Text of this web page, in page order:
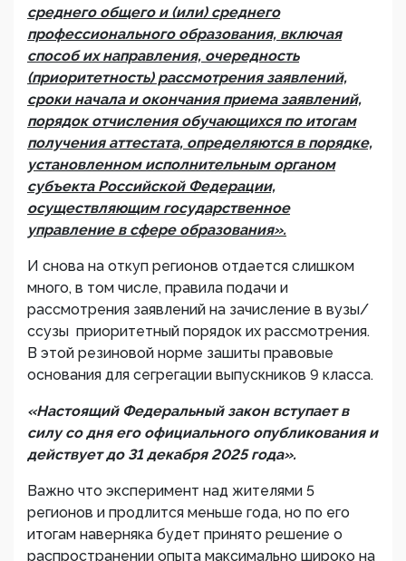
среднего общего и (или) среднего
профессионального образования, включая
способ их направления, очередность
(приоритетность) рассмотрения заявлений,
сроки начала и окончания приема заявлений,
порядок отчисления обучающихся по итогам
получения аттестата, определяются в порядке,
установленном исполнительным органом
субъекта Российской Федерации,
осуществляющим государственное
управление в сфере образования».
И снова на откуп регионов отдается слишком
много, в том числе, правила подачи и
рассмотрения заявлений на зачисление в вузы/
ссузы приоритетный порядок их рассмотрения.
В этой резиновой норме зашиты правовые
основания для сегрегации выпускников 9 класса.
«Настоящий Федеральный закон вступает в
силу со дня его официального опубликования и
действует до 31 декабря 2025 года».
Важно что эксперимент над жителями 5
регионов и продлится меньше года, но по его
итогам наверняка будет принято решение о
распространении опыта максимально широко на